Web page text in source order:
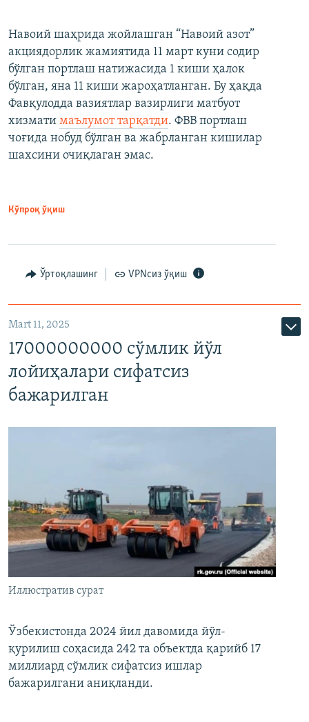
Навоий шаҳрида жойлашган “Навоий азот”
акциядорлик жамиятида 11 март куни содир
бўлган портлаш натижасида 1 киши ҳалок
бўлган, яна 11 киши жароҳатланган. Бу ҳақда
Фавқулодда вазиятлар вазирлиги матбуот
хизмати маълумот тарқатди. ФВВ портлаш
чоғида нобуд бўлган ва жабрланган кишилар
шахсини очиқлаган эмас.
Кўпроқ ўқиш
Ўртоқлашинг VPNсиз ўқиш
Mart 11, 2025
17000000000 сўмлик йўл
лойиҳалари сифатсиз
бажарилган
Иллюстратив сурат
Ўзбекистонда 2024 йил давомида йўл-
қурилиш соҳасида 242 та объектда қарийб 17
миллиард сўмлик сифатсиз ишлар
бажарилгани аниқланди.